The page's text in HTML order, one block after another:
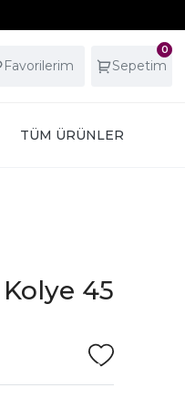
Favorilerim
0
Sepetim
TÜM ÜRÜNLER
45